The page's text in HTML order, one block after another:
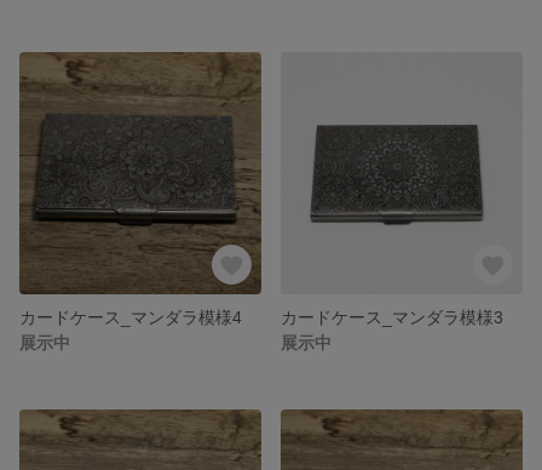
カードケース_マンダラ模様4
展示中
カードケース_マンダラ模様3
展示中